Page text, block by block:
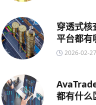
穿透式核
平台都有
2026-02-27
都有什么